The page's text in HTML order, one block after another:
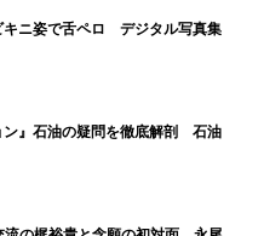
キニ姿で舌ペロ デジタル写真集
ン』石油の疑問を徹底解剖 石油